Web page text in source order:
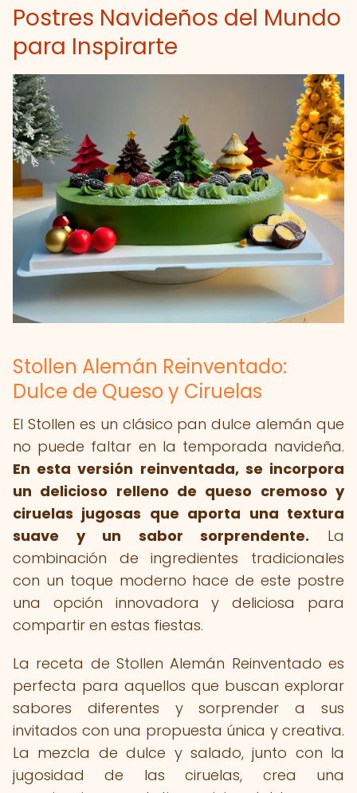
Postres Navideños del Mundo
para Inspirarte
Stollen Alemán Reinventado:
Dulce de Queso y Ciruelas
El Stollen es un clásico pan dulce alemán que
no puede faltar en la temporada navideña.
En esta versión reinventada, se incorpora
un delicioso relleno de queso cremoso y
ciruelas jugosas que aporta una textura
suave y un sabor sorprendente. La
combinación de ingredientes tradicionales
con un toque moderno hace de este postre
una opción innovadora y deliciosa para
compartir en estas fiestas.
La receta de Stollen Alemán Reinventado es
perfecta para aquellos que buscan explorar
sabores diferentes y sorprender a sus
invitados con una propuesta única y creativa.
La mezcla de dulce y salado, junto con la
jugosidad de las ciruelas, crea una